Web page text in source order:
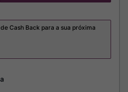
de Cash Back para a sua próxima